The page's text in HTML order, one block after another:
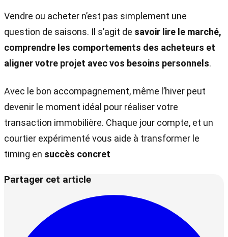
Vendre ou acheter n’est pas simplement une
question de saisons. Il s’agit de savoir lire le marché,
comprendre les comportements des acheteurs et
aligner votre projet avec vos besoins personnels.
Avec le bon accompagnement, même l’hiver peut
devenir le moment idéal pour réaliser votre
transaction immobilière. Chaque jour compte, et un
courtier expérimenté vous aide à transformer le
timing en succès concret
Partager cet article